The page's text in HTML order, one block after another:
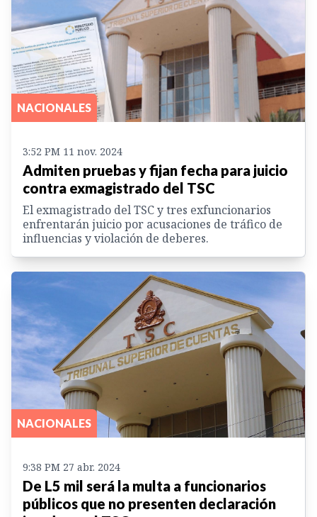
NACIONALES
3:52 PM 11 nov. 2024
Admiten pruebas y fijan fecha para juicio
contra exmagistrado del TSC
El exmagistrado del TSC y tres exfuncionarios
enfrentarán juicio por acusaciones de tráfico de
influencias y violación de deberes.
NACIONALES
9:38 PM 27 abr. 2024
De L5 mil será la multa a funcionarios
públicos que no presenten declaración